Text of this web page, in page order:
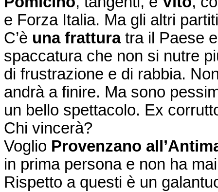
e Forza Italia. Ma gli altri
C’è una frattura tra il Paese
spaccatura che non si nutre
di frustrazione e di rabbia.
andrà a finire. Ma sono
un bello spettacolo. Ex
Chi vincerà?
Voglio Provenzano
in prima persona e non ha
Rispetto a questi è un